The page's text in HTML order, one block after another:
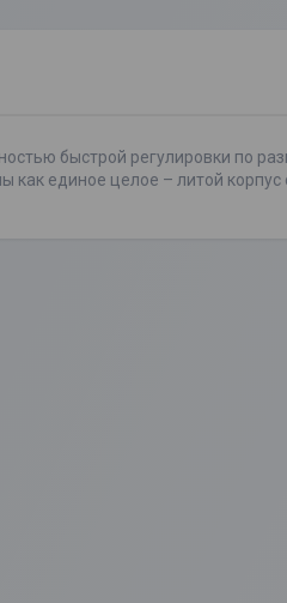
быстрой регулировки по
единое целое – литой